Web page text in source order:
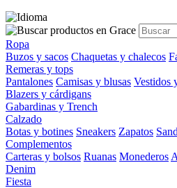
Ropa
Buzos y sacos Chaquetas y chalecos
Remeras y tops
Pantalones Camisas y blusas Vestidos
Blazers y cárdigans
Gabardinas y Trench
Calzado
Botas y botines Sneakers Zapatos
Complementos
Carteras y bolsos Ruanas Monederos
Denim
Fiesta